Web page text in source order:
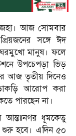
আজ সোমবার
সঙ্গে ঈদ
মানুষ। ফলে
উপচেপড়া ভিড়
আজ তৃতীয় দিনেও
কড়াকড়ি আরোপ করা
পারছেন না।
আন্তঃনগর ধূমকেতু
শুরু হবে। এদিন ৫০